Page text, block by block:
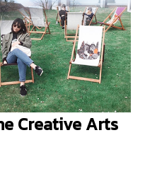
Creative Arts